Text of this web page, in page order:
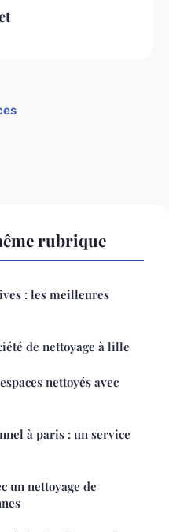
rubrique
: les meilleures
de nettoyage à lille
nettoyés avec
à paris : un service
un nettoyage de